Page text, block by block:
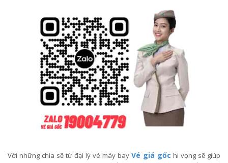
Với những chia sẽ từ đại lý vé máy bay Vé giá gốc hi vọng sẽ giúp